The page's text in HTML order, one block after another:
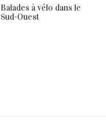
Balades à vélo dans le
Sud-Ouest